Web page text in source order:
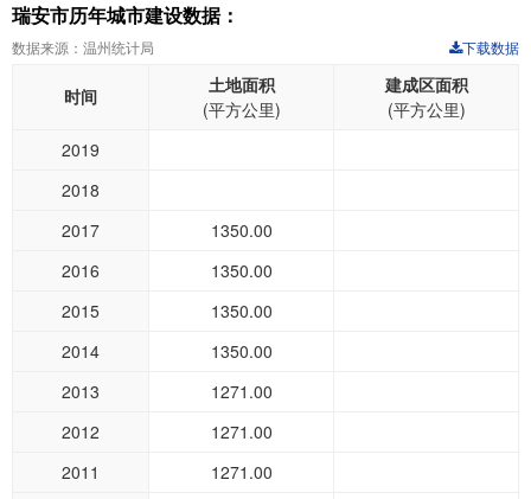
瑞安市历年城市建设数据：
数据来源：温州统计局 下载数据
时间
土地面积
(平方公里)
建成区面积
(平方公里)
2019
2018
2017
1350.00
2016
1350.00
2015
1350.00
2014
1350.00
2013
1271.00
2012
1271.00
2011
1271.00